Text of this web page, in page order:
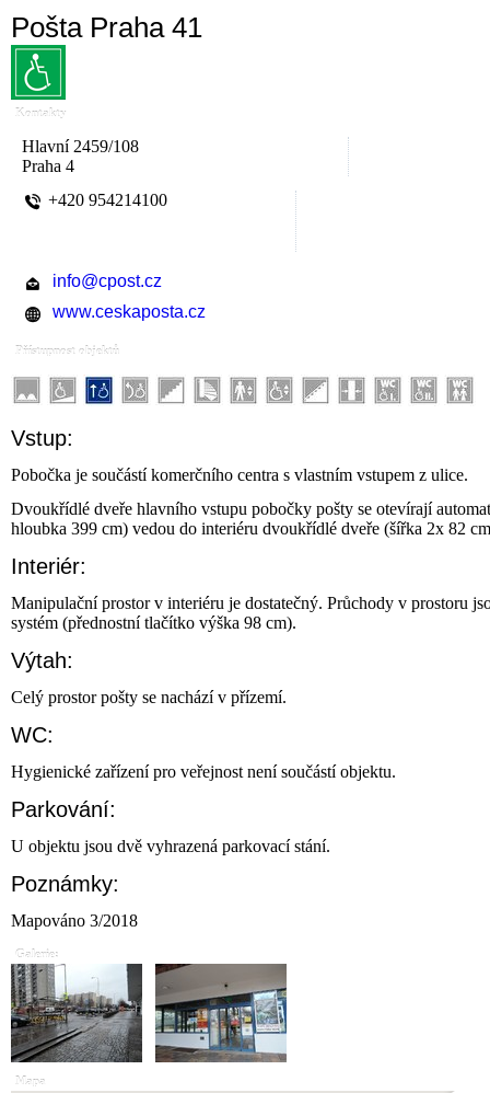
Pošta Praha 41
Kontakty
Hlavní 2459/108
Praha 4
+420 954214100
info@cpost.cz
www.ceskaposta.cz
Přístupnost objektů
Vstup:
Pobočka je součástí komerčního centra s vlastním vstupem z ulice.
Dvoukřídlé dveře hlavního vstupu pobočky pošty se otevírají
hloubka 399 cm) vedou do interiéru dvoukřídlé dveře (šířka 2x 82
Interiér:
Manipulační prostor v interiéru je dostatečný. Průchody v prostoru
systém (přednostní tlačítko výška 98 cm).
Výtah:
Celý prostor pošty se nachází v přízemí.
WC:
Hygienické zařízení pro veřejnost není součástí objektu.
Parkování:
U objektu jsou dvě vyhrazená parkovací stání.
Poznámky:
Mapováno 3/2018
Galerie:
Mapa